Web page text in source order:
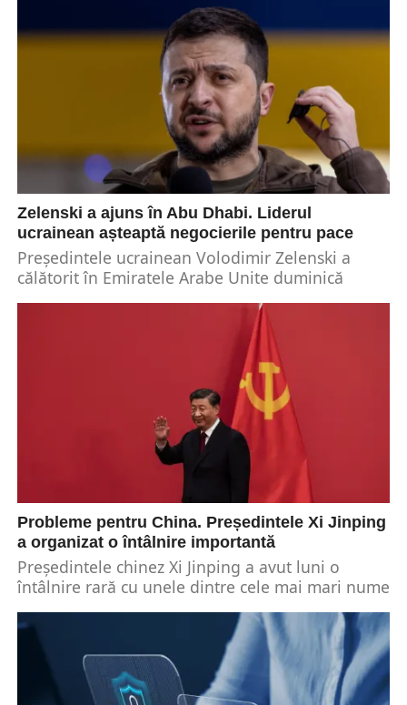
Zelenski a ajuns în Abu Dhabi. Liderul
ucrainean așteaptă negocierile pentru pace
Președintele ucrainean Volodimir Zelenski a
călătorit în Emiratele Arabe Unite duminică
târziu. Decizia liderului a venit în timp ce crește
Probleme pentru China. Președintele Xi Jinping
a organizat o întâlnire importantă
Președintele chinez Xi Jinping a avut luni o
întâlnire rară cu unele dintre cele mai mari nume
din sectorul tehnologic al Chinei....